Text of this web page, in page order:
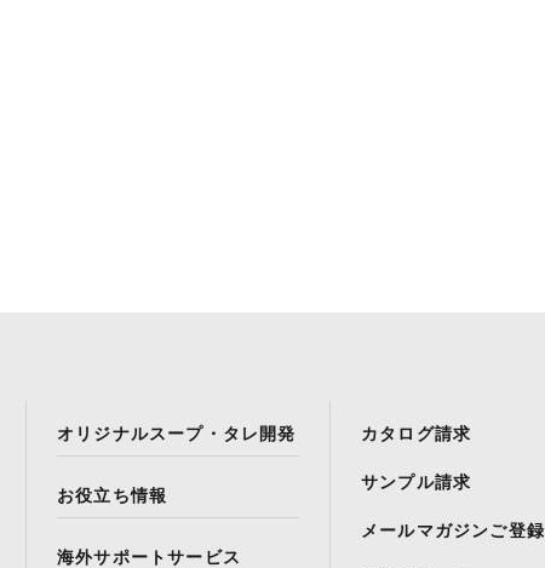
オリジナルスープ・タレ開発
お役立ち情報
海外サポートサービス
カタログ請求
サンプル請求
メールマガジンご登録